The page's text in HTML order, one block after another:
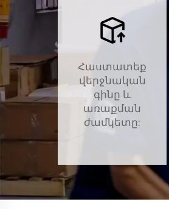
Հաստատեք
վերջնական
գինը և
առաքման
ժամկետը: